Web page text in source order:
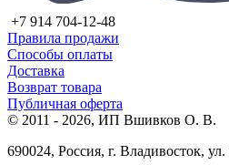
+7 914 704-12-48
Правила продажи
Способы оплаты
Доставка
Возврат товара
Публичная оферта
© 2011 - 2026, ИП Вшивков О. В.
690024, Россия, г. Владивосток,